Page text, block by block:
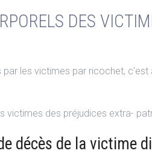
DES
les victimes par ricochet,
victimes des préjudices extra-
décès de la victime